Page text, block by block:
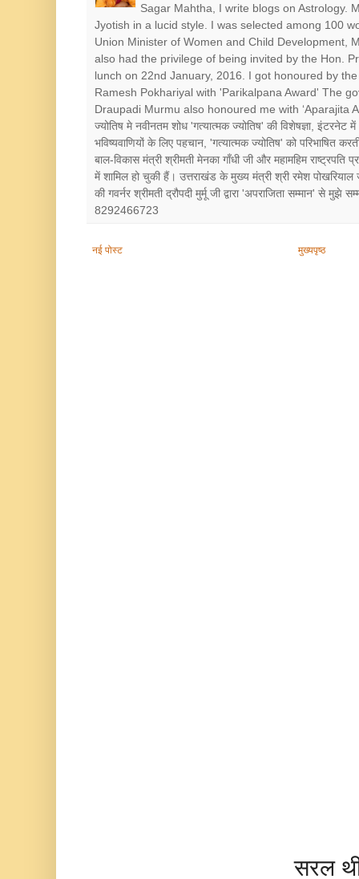
Sagar Mahtha, I write blogs on Astrology.
Jyotish in a lucid style. I was selected among 100
Union Minister of Women and Child Development,
also had the privilege of being invited by the Hon.
lunch on 22nd January, 2016. I got honoured by
Ramesh Pokhariyal with 'Parikalpana Award' The
Draupadi Murmu also honoured me with ‘Aparajita
ज्योतिष मे नवीनतम शोध 'गत्यात्मक ज्योतिष' की विशेषज्ञा,
भविष्यवाणियों के लिए पहचान, 'गत्यात्मक ज्योतिष' को परिभाषित
बाल-विकास मंत्री श्रीमती मेनका गाँधी जी और महामहिम
में शामिल हो चुकी हैं। उत्तराखंड के मुख्य मंत्री श्री रमेश पोखरियाल
की गवर्नर श्रीमती द्रौपदी मुर्मू जी द्वारा 'अपराजिता सम्मान' से
8292466723
नई पोस्ट मुख्यपृष्ठ
सरल